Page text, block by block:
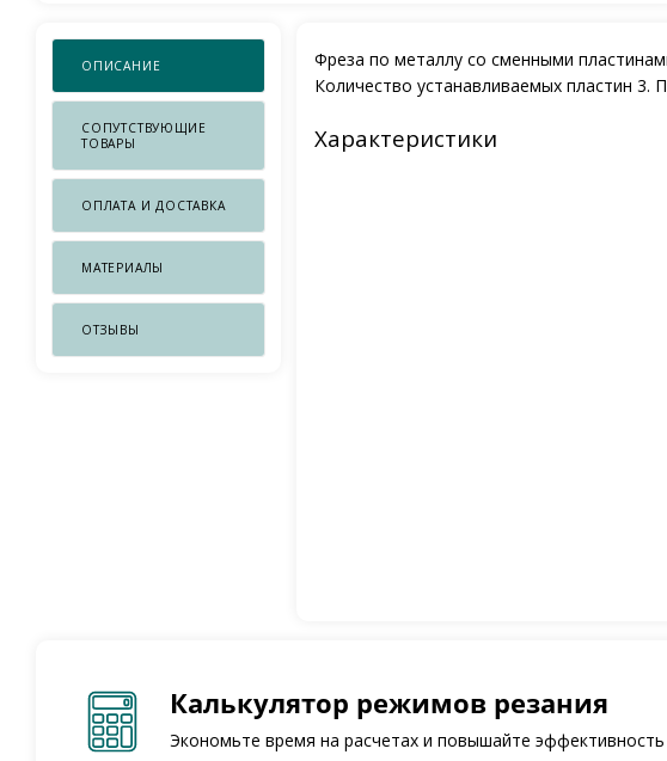
ОПИСАНИЕ
СОПУТСТВУЮЩИЕ
ТОВАРЫ
ОПЛАТА И ДОСТАВКА
МАТЕРИАЛЫ
ОТЗЫВЫ
Фреза по металлу со сменными
Количество устанавливаемых пластин 3.
Характеристики
Калькулятор режимов резания
Экономьте время на расчетах и повышайте